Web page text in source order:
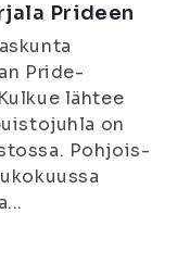
Prideen
Pride-
lähtee
on
Pohjois-